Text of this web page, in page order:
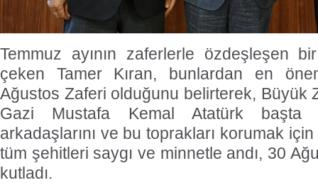
Temmuz ayının zaferlerle özdeşleşen
çeken Tamer Kıran, bunlardan en
Ağustos Zaferi olduğunu belirterek, Büyük
Gazi Mustafa Kemal Atatürk başta
arkadaşlarını ve bu toprakları korumak
tüm şehitleri saygı ve minnetle andı, 30
kutladı.